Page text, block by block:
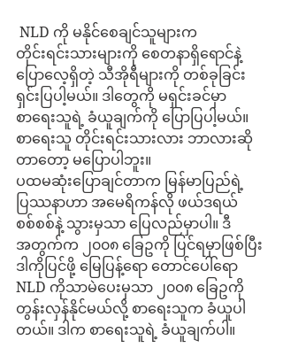
တိုင်းရင်းသားများကို စေတနာရှိရောင်နဲ့
ပြောလေ့ရှိတဲ့ သီအိုရီများကို တစ်ခုခြင်း
ရှင်းပြပါ့မယ်။ ဒါတွေကို မရှင်းခင်မှာ
စာရေးသူရဲ့ ခံယူချက်ကို ပြောပြပါ့မယ်။
စာရေးသူ တိုင်းရင်းသားလား ဘာလားဆို
တာတော့ မပြောပါဘူး။
ပထမဆုံးပြောချင်တာက မြန်မာပြည်ရဲ့
ပြဿနာဟာ အမေရိကန်လို ဖယ်ဒရယ်
စစ်စစ်နဲ့ သွားမှသာ ပြေလည်မှာပါ။ ဒီ
အတွက်က ၂၀၀၈ ခြေဥကို ပြင်ရမှာဖြစ်ပြီး
ဒါကိုပြင်ဖို့ မြေပြန့်ရော တောင်ပေါ်ရော
NLD ကိုသာမဲပေးမှသာ ၂၀၀၈ ခြေဥကို
တွန်းလှန်နိုင်မယ်လို့ စာရေးသူက ခံယူပါ
တယ်။ ဒါက စာရေးသူရဲ့ ခံယူချက်ပါ။